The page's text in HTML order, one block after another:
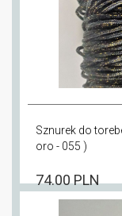
Sznurek do
oro - 055 )
74.00 PLN